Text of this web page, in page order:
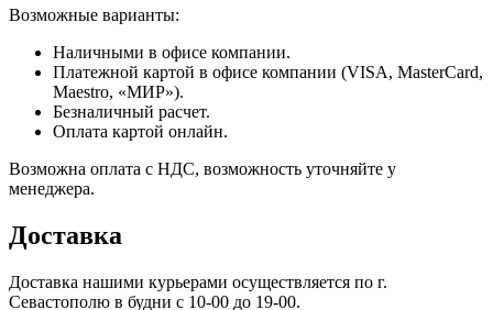
Возможные варианты:
Наличными в офисе компании.
Платежной картой в офисе компании (VISA, MasterCard,
Maestro, «МИР»).
Безналичный расчет.
Оплата картой онлайн.
Возможна оплата с НДС, возможность уточняйте у
менеджера.
Доставка
Доставка нашими курьерами осуществляется по г.
Севастополю в будни с 10-00 до 19-00.